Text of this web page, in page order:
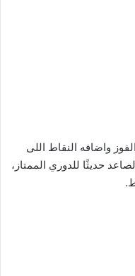
واضافه النقاط اللى
حديثًا للدوري الممتاز،